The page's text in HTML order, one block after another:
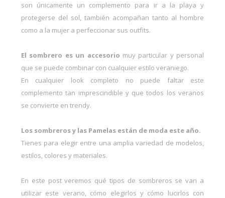
son únicamente un complemento para ir a la playa y
protegerse del sol, también acompañan tanto al hombre
como a la mujer a perfeccionar sus outfits.
El sombrero es un accesorio muy particular y personal
que se puede combinar con cualquier estilo veraniego.
En cualquier look completo no puede faltar este
complemento tan imprescindible y que todos los veranos
se convierte en trendy.
Los sombreros y las Pamelas están de moda este año.
Tienes para elegir entre una amplia variedad de modelos,
estilos, colores y materiales.
En este post veremos qué tipos de sombreros se van a
utilizar este verano, cómo elegirlos y cómo lucirlos con